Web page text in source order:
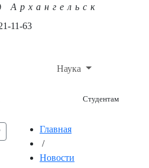
Архангельск
11-63
Наука
Студентам
Главная
/
Новости